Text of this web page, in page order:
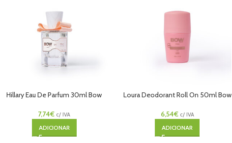
Hillary Eau De Parfum 30ml Bow
7,74€ c/ IVA
ADICIONAR
Loura Deodorant Roll On 50ml Bow
6,54€ c/ IVA
ADICIONAR